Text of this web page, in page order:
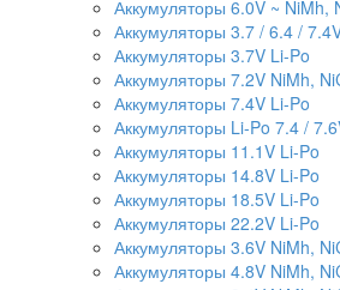
Аккумуляторы 6.0V ~ NiMh,
Аккумуляторы 3.7 / 6.4 /
Аккумуляторы 3.7V Li-Po
Аккумуляторы 7.2V NiMh,
Аккумуляторы 7.4V Li-Po
Аккумуляторы Li-Po 7.4 /
Аккумуляторы 11.1V Li-Po
Аккумуляторы 14.8V Li-Po
Аккумуляторы 18.5V Li-Po
Аккумуляторы 22.2V Li-Po
Аккумуляторы 3.6V NiMh,
Аккумуляторы 4.8V NiMh,